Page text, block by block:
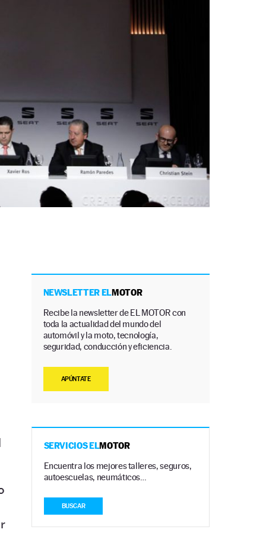
NEWSLETTER ELMOTOR
Recibe la newsletter de EL MOTOR con
toda la actualidad del mundo del
automóvil y la moto, tecnología,
seguridad, conducción y eficiencia.
APÚNTATE
SERVICIOS ELMOTOR
Encuentra los mejores talleres, seguros,
autoescuelas, neumáticos…
BUSCAR